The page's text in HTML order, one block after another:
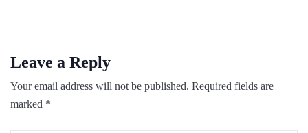
Leave a Reply
Your email address will not be published. Required fields are
marked *